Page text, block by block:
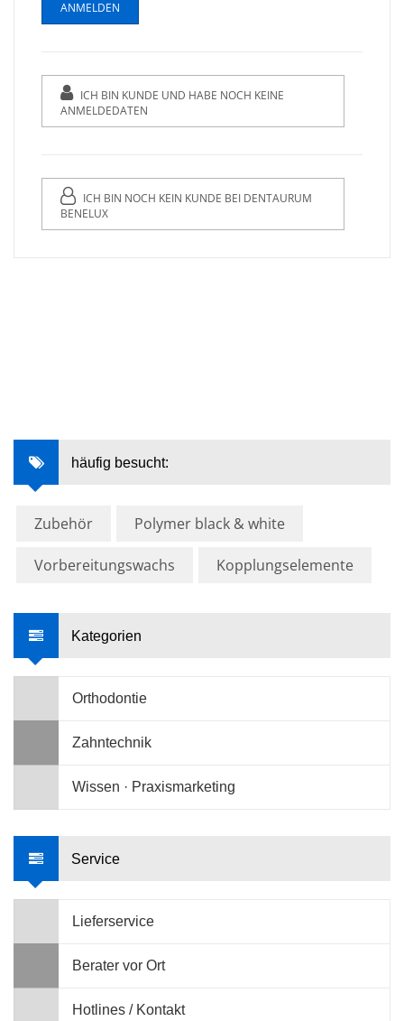
ICH BIN KUNDE UND HABE NOCH KEINE
ANMELDEDATEN
ICH BIN NOCH KEIN KUNDE BEI DENTAURUM
BENELUX
häufig besucht:
Zubehör Polymer black & white
Vorbereitungswachs Kopplungselemente
Kategorien
Orthodontie
Zahntechnik
Wissen · Praxismarketing
Service
Lieferservice
Berater vor Ort
Hotlines / Kontakt